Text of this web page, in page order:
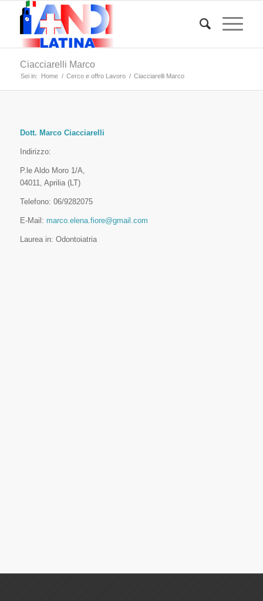
Ciacciarelli Marco
Sei in: Home / Cerco e offro Lavoro / Ciacciarelli Marco
Dott. Marco Ciacciarelli
Indirizzo:
P.le Aldo Moro 1/A,
04011, Aprilia (LT)
Telefono: 06/9282075
E-Mail: marco.elena.fiore@gmail.com
Laurea in: Odontoiatria